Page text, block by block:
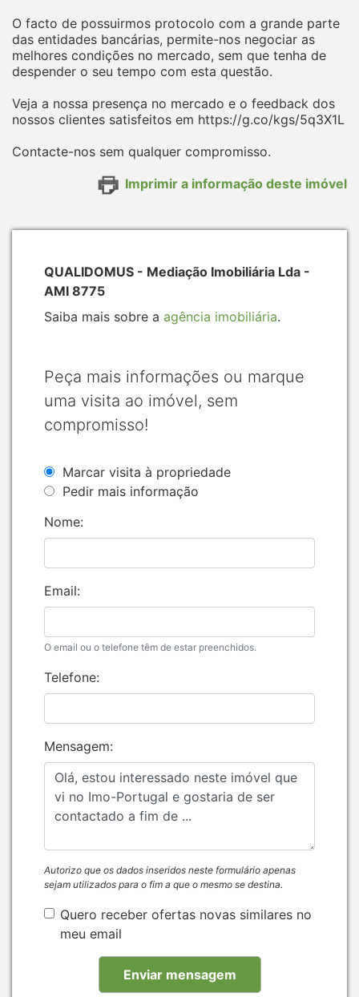
O facto de possuirmos protocolo com a grande parte
das entidades bancárias, permite-nos negociar as
melhores condições no mercado, sem que tenha de
despender o seu tempo com esta questão.
Veja a nossa presença no mercado e o feedback dos
nossos clientes satisfeitos em https://g.co/kgs/5q3X1L
Contacte-nos sem qualquer compromisso.
Imprimir a informação deste imóvel
QUALIDOMUS - Mediação Imobiliária Lda -
AMI 8775
Saiba mais sobre a agência imobiliária.
Peça mais informações ou marque
uma visita ao imóvel, sem
compromisso!
Marcar visita à propriedade
Pedir mais informação
Nome:
Email:
O email ou o telefone têm de estar preenchidos.
Telefone:
Mensagem:
Autorizo que os dados inseridos neste formulário apenas
sejam utilizados para o fim a que o mesmo se destina.
Quero receber ofertas novas similares no
meu email